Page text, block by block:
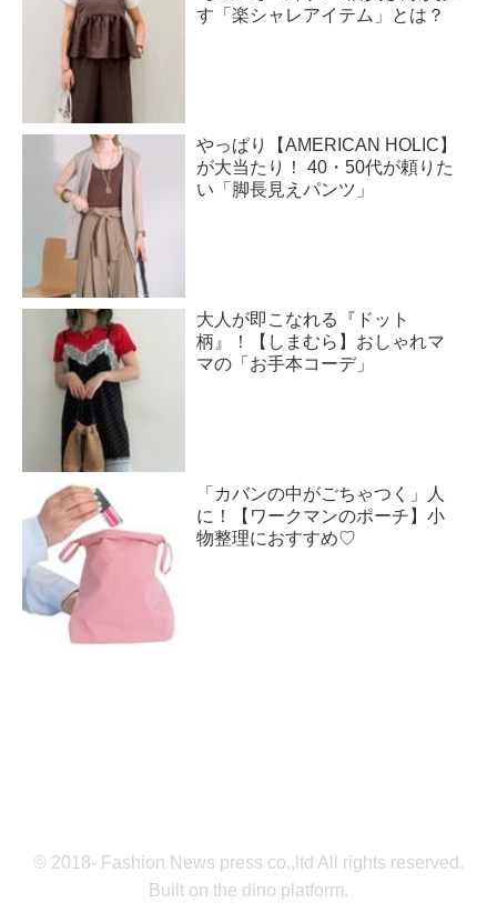
す「楽シャレアイテム」とは？
やっぱり【AMERICAN HOLIC】
が大当たり！ 40・50代が頼りた
い「脚長見えパンツ」
大人が即こなれる『ドット
柄』！【しまむら】おしゃれマ
マの「お手本コーデ」
「カバンの中がごちゃつく」人
に！【ワークマンのポーチ】小
物整理におすすめ♡
© 2018- Fashion News press co.,ltd All rights reserved.
Built on the dino platform.